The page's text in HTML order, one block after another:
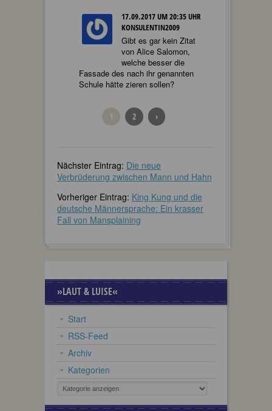
17.09.2017 UM 20:35 UHR
KONSULENTIN2009
Gibt es gar kein Zitat
von Alice Salomon,
welche besser die
Fassade des nach ihr genannten
Schule hätte zieren sollen?
1 2 ›
Nächster Eintrag: Die neue
Verbrüderung zwischen Mann und Hahn
Vorheriger Eintrag: King Kung und die
deutsche Männersprache: Ein krasser
Fall von Mansplaining
»LAUT & LUISE«
Start
RSS-Feed
Archiv
Kategorien